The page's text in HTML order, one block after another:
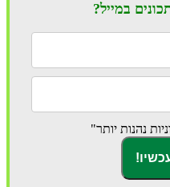
במייל?
נהנות יותר"